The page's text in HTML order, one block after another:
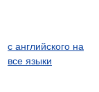
с английского на
все языки